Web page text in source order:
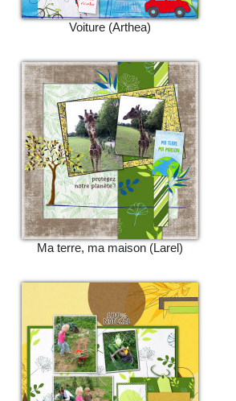
Voiture (Arthea)
Ma terre, ma maison (Larel)